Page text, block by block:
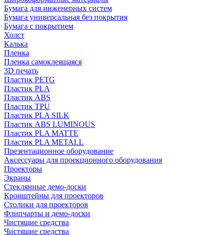
Бумага для инженерных систем
Бумага универсальная без покрытия
Бумага с покрытием
Холст
Калька
Пленка
Пленка самоклеящаяся
3D печать
Пластик PETG
Пластик PLA
Пластик ABS
Пластик TPU
Пластик PLA SILK
Пластик ABS LUMINOUS
Пластик PLA MATTE
Пластик PLA METALL
Презентационное оборудование
Аксессуары для проекционного оборудования
Проекторы
Экраны
Стеклянные демо-доски
Кронштейны для проекторов
Столики для проекторов
Флипчарты и демо-доски
Чистящие средства
Чистящие средства